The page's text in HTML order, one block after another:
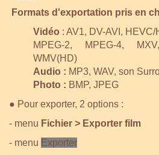
Formats d'exportation pris en
Vidéo : AV1, DV-AVI,
MPEG-2, MPEG-4,
WMV(HD)
Audio : MP3, WAV, son
Photo : BMP, JPEG
● Pour exporter, 2 options :
- menu Fichier > Exporter film
- menu Exporter